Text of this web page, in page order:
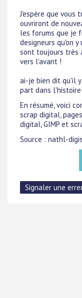
J'espère que vous
ouvriront de
les forums que je
designeurs qu'on
sont toujours très
vers l'avant !
ai-je bien dit qu'il
part dans l'histoire
En résumé, voici
scrap digital,
digital, GIMP et
Source : nathl-